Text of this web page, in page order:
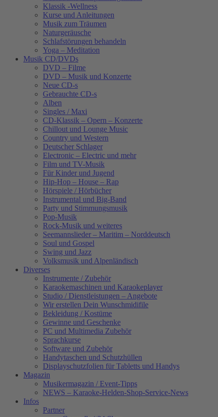
Klassik -Wellness
Kurse und Anleitungen
Musik zum Träumen
Naturgeräusche
Schlafstörungen behandeln
Yoga – Meditation
Musik CD/DVDs
DVD – Filme
DVD – Musik und Konzerte
Neue CD-s
Gebrauchte CD-s
Alben
Singles / Maxi
CD-Klassik – Opern – Konzerte
Chillout und Lounge Music
Country und Western
Deutscher Schlager
Electronic – Electric und mehr
Film und TV-Musik
Für Kinder und Jugend
Hip-Hop – House – Rap
Hörspiele / Hörbücher
Instrumental und Big-Band
Party und Stimmungsmusik
Pop-Musik
Rock-Musik und weiteres
Seemannslieder – Maritim – Norddeutsch
Soul und Gospel
Swing und Jazz
Volksmusik und Alpenländisch
Diverses
Instrumente / Zubehör
Karaokemaschinen und Karaokeplayer
Studio / Dienstleistungen – Angebote
Wir erstellen Dein Wunschmidifile
Bekleidung / Kostüme
Gewinne und Geschenke
PC und Multimedia Zubehör
Sprachkurse
Software und Zubehör
Handytaschen und Schutzhüllen
Displayschutzfolien für Tabletts und Handys
Magazin
Musikermagazin / Event-Tipps
NEWS – Karaoke-Helden-Shop-Service-News
Infos
Partner